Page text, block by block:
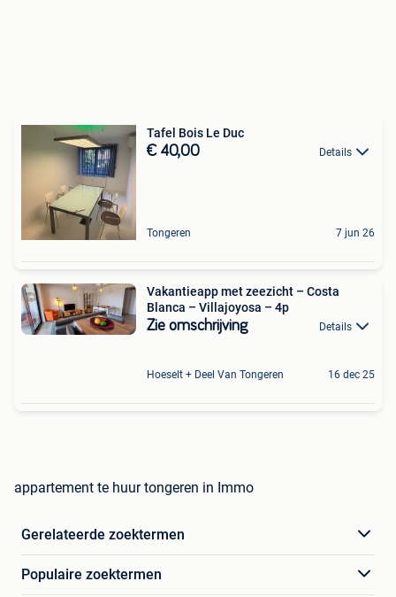
Tafel Bois Le Duc
€ 40,00 Details
Tongeren 7 jun 26
Vakantieapp met zeezicht – Costa
Blanca – Villajoyosa – 4p
Zie omschrijving Details
Hoeselt + Deel Van Tongeren 16 dec 25
appartement te huur tongeren in Immo
Gerelateerde zoektermen
Populaire zoektermen